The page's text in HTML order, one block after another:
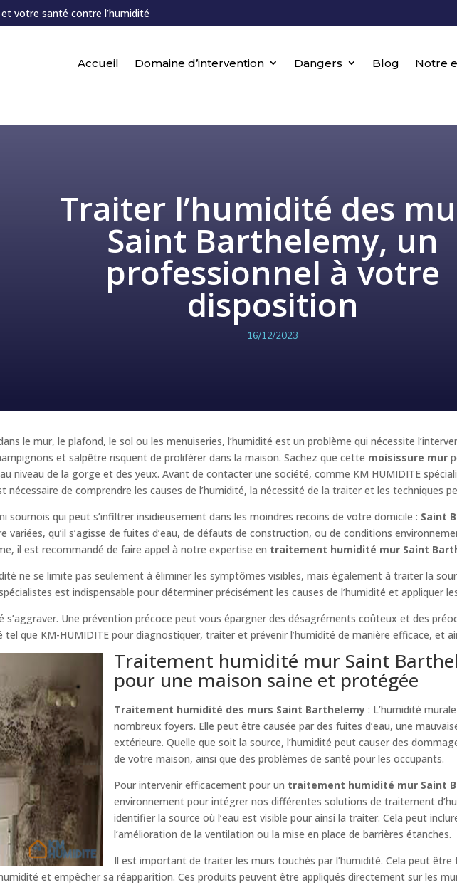
votre santé contre l’humidité
Accueil Domaine d’intervention Dangers Blog
Notre
Traiter l’humidité des
Saint Barthelemy, un
professionnel à votre
disposition
16/12/2023
le mur, le plafond, le sol ou les menuiseries, l’humidité est un problème qui nécessite
et salpêtre risquent de proliférer dans la maison. Sachez que cette moisissure mur
niveau de la gorge et des yeux. Avant de contacter une société, comme KM HUMIDITE
nécessaire de comprendre les causes de l’humidité, la nécessité de la traiter et les techniques
sournois qui peut s’infiltrer insidieusement dans les moindres recoins de votre domicile : Saint
variées, qu’il s’agisse de fuites d’eau, de défauts de construction, ou de conditions
il est recommandé de faire appel à notre expertise en traitement humidité mur Saint
ne se limite pas seulement à éliminer les symptômes visibles, mais également à traiter la
est indispensable pour déterminer précisément les causes de l’humidité et appliquer
s’aggraver. Une prévention précoce peut vous épargner des désagréments coûteux et des
tel que KM-HUMIDITE pour diagnostiquer, traiter et prévenir l’humidité de manière efficace, et
Traitement humidité mur Saint
pour une maison saine et protégée
Traitement humidité des murs Saint Barthelemy : L’humidité
nombreux foyers. Elle peut être causée par des fuites d’eau, une
extérieure. Quelle que soit la source, l’humidité peut causer des
de votre maison, ainsi que des problèmes de santé pour les occupants.
Pour intervenir efficacement pour un traitement humidité mur Saint
environnement pour intégrer nos différentes solutions de traitement
identifier la source où l’eau est visible pour ainsi la traiter. Cela peut
l’amélioration de la ventilation ou la mise en place de barrières étanches.
Il est important de traiter les murs touchés par l’humidité. Cela peut
et empêcher sa réapparition. Ces produits peuvent être appliqués directement sur les